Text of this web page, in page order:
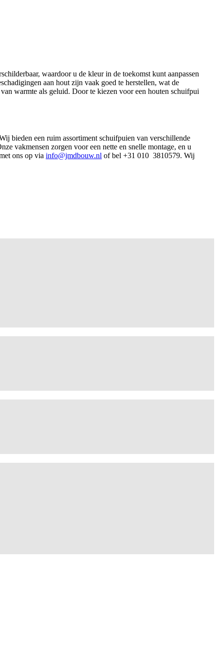
waardoor u de kleur in de toekomst kunt aanpassen
aan hout zijn vaak goed te herstellen, wat de
warmte als geluid. Door te kiezen voor een houten schuifpui
bieden een ruim assortiment schuifpuien van verschillende
vakmensen zorgen voor een nette en snelle montage, en u
ons op via info@jmdbouw.nl of bel +31 010 3810579. Wij